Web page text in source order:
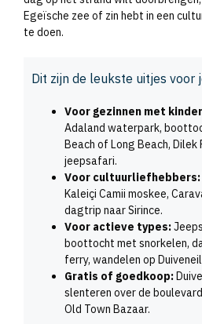
Egeïsche zee of zin hebt in een
te doen.
Dit zijn de leukste uitjes voor
Voor gezinnen met
Adaland waterpark,
Beach of Long Beach, Dilek
jeepsafari.
Voor cultuurliefhebbers:
Kaleiçi Camii moskee,
dagtrip naar Sirince.
Voor actieve types:
boottocht met snorkelen,
ferry, wandelen op
Gratis of goedkoop:
slenteren over de
Old Town Bazaar.